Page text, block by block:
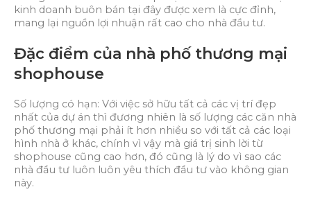
kinh doanh buôn bán tại đây được xem là cực đỉnh,
mang lại nguồn lợi nhuận rất cao cho nhà đầu tư.
Đặc điểm của nhà phố thương mại
shophouse
Số lượng có hạn: Với việc sở hữu tất cả các vị trí đẹp
nhất của dự án thì đương nhiên là số lượng các căn nhà
phố thương mại phải ít hơn nhiều so với tất cả các loại
hình nhà ở khác, chính vì vậy mà giá trị sinh lời từ
shophouse cũng cao hơn, đó cũng là lý do vì sao các
nhà đầu tư luôn luôn yêu thích đầu tư vào không gian
này.